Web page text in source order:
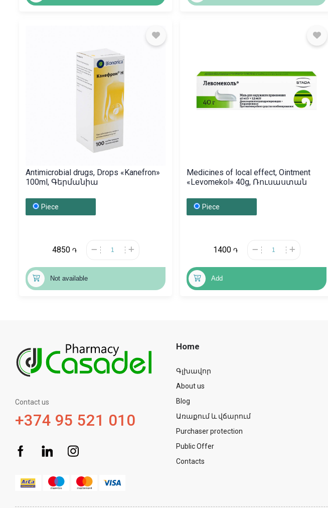
Antimicrobial drugs, Drops «Kanefron»
100ml, Գերմանիա
Piece
4850 ֏
Not available
Medicines of local effect, Ointment
«Levomekol» 40g, Ռուսաստան
Piece
1400 ֏
Add
Contact us
+374 95 521 010
Home
Գլխավոր
About us
Blog
Առաքում և վճարում
Purchaser protection
Public Offer
Contacts